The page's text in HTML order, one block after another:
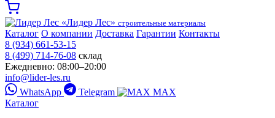
«Лидер Лес» строительные материалы
Каталог О компании Доставка Гарантии Контакты
8 (934) 661-53-15
8 (499) 714-76-08 склад
Ежедневно: 08:00–20:00
info@lider-les.ru
WhatsApp
Telegram
MAX
Каталог